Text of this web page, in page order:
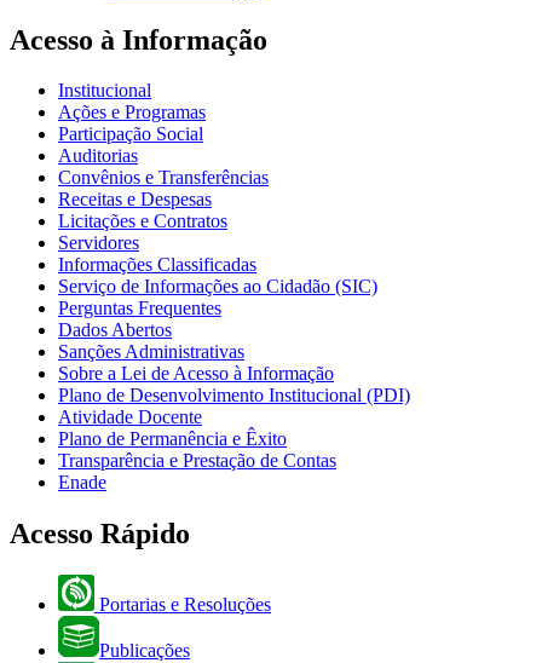
Acesso à Informação
Institucional
Ações e Programas
Participação Social
Auditorias
Convênios e Transferências
Receitas e Despesas
Licitações e Contratos
Servidores
Informações Classificadas
Serviço de Informações ao Cidadão (SIC)
Perguntas Frequentes
Dados Abertos
Sanções Administrativas
Sobre a Lei de Acesso à Informação
Plano de Desenvolvimento Institucional (PDI)
Atividade Docente
Plano de Permanência e Êxito
Transparência e Prestação de Contas
Enade
Acesso Rápido
Portarias e Resoluções
Publicações